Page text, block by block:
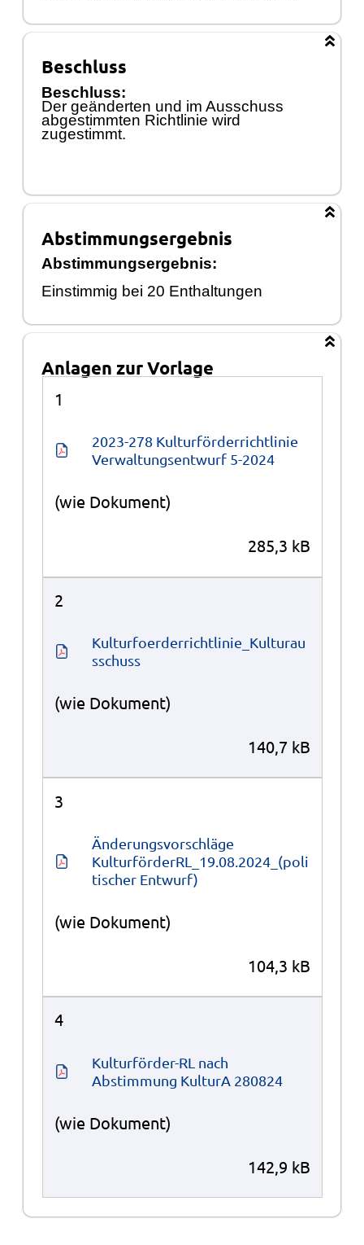
Beschluss
Beschluss:
Der geänderten und im Ausschuss
abgestimmten Richtlinie wird
zugestimmt.
Abstimmungsergebnis
Abstimmungsergebnis:
Einstimmig bei 20 Enthaltungen
Anlagen zur Vorlage
1
2023-278 Kulturförderrichtlinie
Verwaltungsentwurf 5-2024
(wie Dokument)
285,3 kB
2
Kulturfoerderrichtlinie_Kulturau
sschuss
(wie Dokument)
140,7 kB
3
Änderungsvorschläge
KulturförderRL_19.08.2024_(poli
tischer Entwurf)
(wie Dokument)
104,3 kB
4
Kulturförder-RL nach
Abstimmung KulturA 280824
(wie Dokument)
142,9 kB